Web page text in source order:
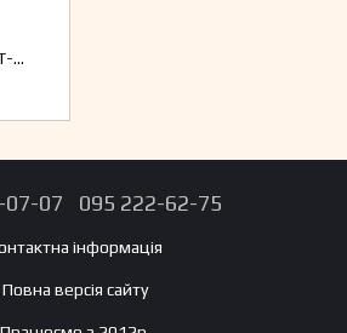
07-07 095 222-62-75
інформація
Повна версія сайту